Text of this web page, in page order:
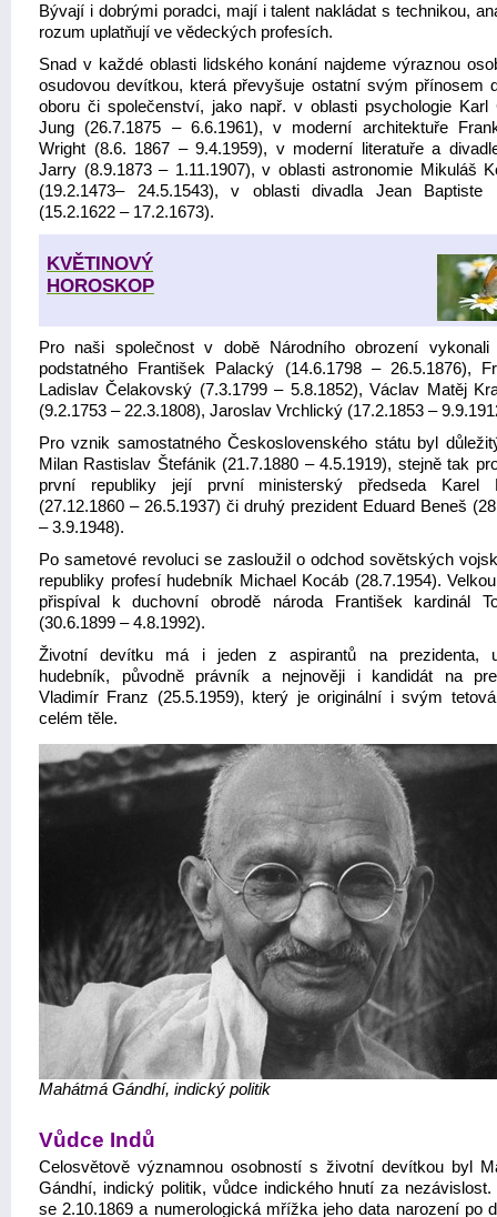
Bývají i dobrými poradci, mají i talent nakládat s technikou,
rozum uplatňují ve vědeckých profesích.
Snad v každé oblasti lidského konání najdeme výraznou
osudovou devítkou, která převyšuje ostatní svým přínosem
oboru či společenství, jako např. v oblasti psychologie Karl
Jung (26.7.1875 – 6.6.1961), v moderní architektuře
Wright (8.6. 1867 – 9.4.1959), v moderní literatuře a
Jarry (8.9.1873 – 1.11.1907), v oblasti astronomie Mikuláš
(19.2.1473– 24.5.1543), v oblasti divadla Jean Baptiste
(15.2.1622 – 17.2.1673).
KVĚTINOVÝ
HOROSKOP
Pro naši společnost v době Národního obrození vykonali
podstatného František Palacký (14.6.1798 – 26.5.1876),
Ladislav Čelakovský (7.3.1799 – 5.8.1852), Václav Matěj
(9.2.1753 – 22.3.1808), Jaroslav Vrchlický (17.2.1853 –
Pro vznik samostatného Československého státu byl
Milan Rastislav Štefánik (21.7.1880 – 4.5.1919), stejně tak
první republiky její první ministerský předseda Karel
(27.12.1860 – 26.5.1937) či druhý prezident Eduard Beneš
– 3.9.1948).
Po sametové revoluci se zasloužil o odchod sovětských
republiky profesí hudebník Michael Kocáb (28.7.1954).
přispíval k duchovní obrodě národa František kardinál
(30.6.1899 – 4.8.1992).
Životní devítku má i jeden z aspirantů na prezidenta,
hudebník, původně právník a nejnověji i kandidát na
Vladimír Franz (25.5.1959), který je originální i svým
celém těle.
Mahátmá Gándhí, indický politik
Vůdce Indů
Celosvětově významnou osobností s životní devítkou byl
Gándhí, indický politik, vůdce indického hnutí za nezávislost.
se 2.10.1869 a numerologická mřížka jeho data narození po